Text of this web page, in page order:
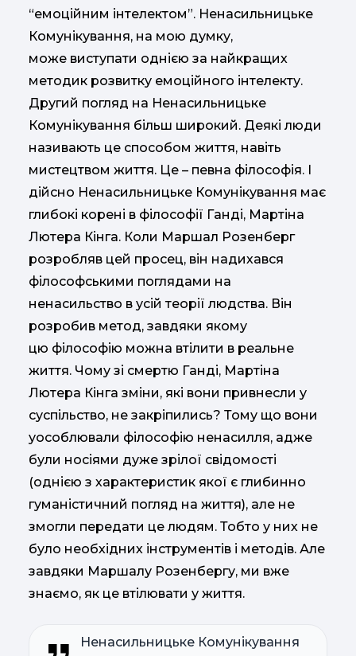
“емоційним інтелектом”. Ненасильницьке
Комунікування, на мою думку,
може виступати однією за найкращих
методик розвитку емоційного інтелекту.
Другий погляд на Ненасильницьке
Комунікування більш широкий. Деякі люди
називають це способом життя, навіть
мистецтвом життя. Це – певна філософія. І
дійсно Ненасильницьке Комунікування має
глибокі корені в філософії Ганді, Мартіна
Лютера Кінга. Коли Маршал Розенберг
розробляв цей просец, він надихався
філософськими поглядами на
ненасильство в усій теорії людства. Він
розробив метод, завдяки якому
цю філософію можна втілити в реальне
життя. Чому зі смертю Ганді, Мартіна
Лютера Кінга зміни, які вони привнесли у
суспільство, не закріпились? Тому що вони
уособлювали філософію ненасилля, адже
були носіями дуже зрілої свідомості
(однією з характеристик якої є глибинно
гуманістичний погляд на життя), але не
змогли передати це людям. Тобто у них не
було необхідних інструментів і методів. Але
завдяки Маршалу Розенбергу, ми вже
знаємо, як це втілювати у життя.
Ненасильницьке Комунікування